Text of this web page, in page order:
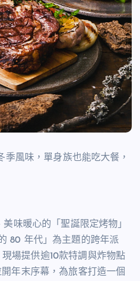
風味，單身族也能吃大餐，
味暖心的「聖誕限定烤物」
80 年代」為主題的跨年派
現場提供逾10款特調與炸物點
年末序幕，為旅客打造一個